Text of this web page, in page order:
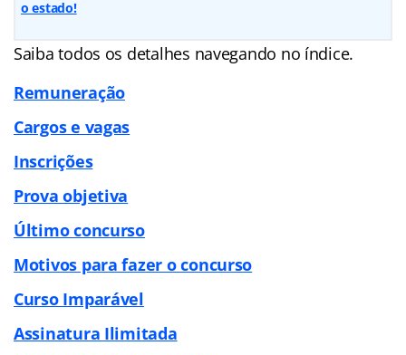
o estado!
Saiba todos os detalhes navegando no índice.
Remuneração
Cargos e vagas
Inscrições
Prova objetiva
Último concurso
Motivos para fazer o concurso
Curso Imparável
Assinatura Ilimitada